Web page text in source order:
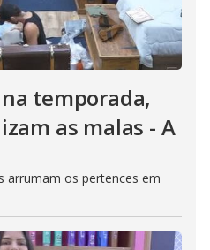
temporada,
as malas - A
arrumam os pertences em